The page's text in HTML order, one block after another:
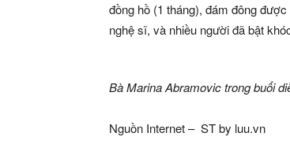
đồng hồ (1 tháng), đám đông
nghệ sĩ, và nhiều người đã bật
Bà Marina Abramovic trong buổi
Nguồn Internet – ST by luu.vn